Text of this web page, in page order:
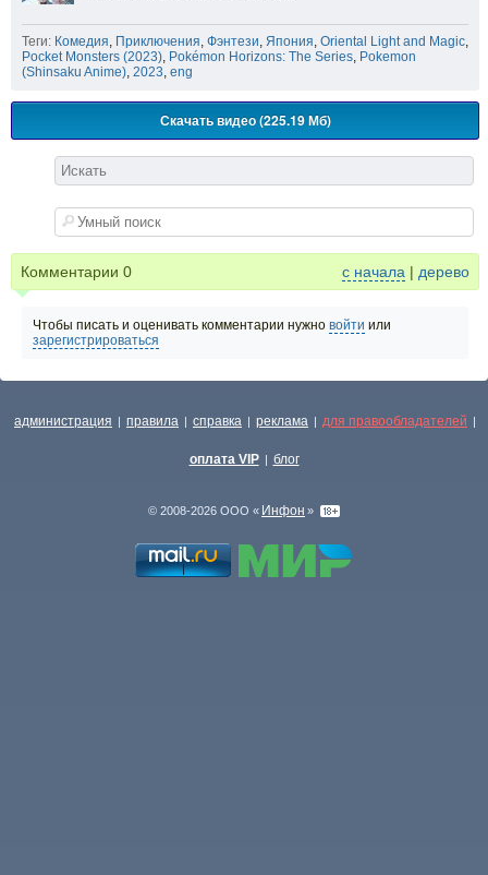
Теги: Комедия, Приключения, Фэнтези, Япония, Oriental Light and Magic,
Pocket Monsters (2023), Pokémon Horizons: The Series, Pokemon
(Shinsaku Anime), 2023, eng
Скачать видео (225.19 Мб)
Комментарии 0 с начала | дерево
Чтобы писать и оценивать комментарии нужно войти или
зарегистрироваться
администрация | правила | справка | реклама | для правообладателей |
оплата VIP | блог
© 2008-2026 ООО « Инфон »